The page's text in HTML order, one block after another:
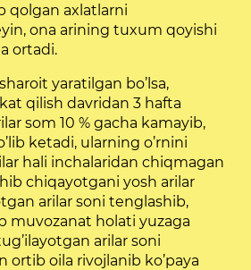
qolgan axlatlarni
ona arining tuxum qoyishi
ortadi.
yaratilgan bo’lsa,
qilish davridan 3 hafta
som 10 % gacha kamayib,
ketadi, ularning o’rnini
hali inchalaridan chiqmagan
chiqayotgani yosh arilar
arilar soni tenglashib,
muvozanat holati yuzaga
arilar soni
ortib oila rivojlanib ko’paya